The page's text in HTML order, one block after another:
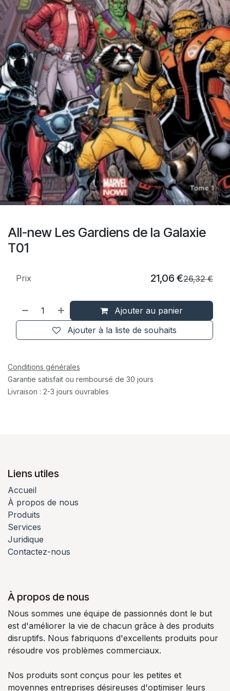
All-new Les Gardiens de la Galaxie
T01
Ajouter au panier
Ajouter à la liste de souhaits
Prix 21,06 €26,32€
Conditions générales
Garantie satisfait ou remboursé de 30 jours
Livraison : 2-3 jours ouvrables
Liens utiles
Accueil
À propos de nous
Produits
Services
Juridique
Contactez-nous
À propos de nous
Nous sommes une équipe de passionnés dont le but
est d'améliorer la vie de chacun grâce à des produits
disruptifs. Nous fabriquons d'excellents produits pour
résoudre vos problèmes commerciaux.
Nos produits sont conçus pour les petites et
moyennes entreprises désireuses d'optimiser leurs